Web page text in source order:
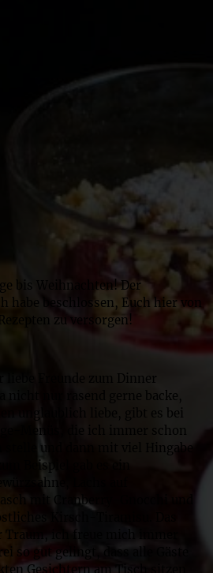
bis Weihnachten! Der
habe beschlossen, Euch hier von
zu versorgen!
liebe Freunde zum Dinner
nicht nur rasend gerne backe,
unglaublich liebe, gibt es bei
Menüs, die ich immer schon
stelle und dann mit viel Hingabe
Beispiel gab es ein
Lachs auf
mit Cranberry-Gnocchi und
Kirsch-Tiramisu. Das
ich freue mich immer
so gut gelingt, dass alle Gäste
Gesichtern am Tisch sitzen